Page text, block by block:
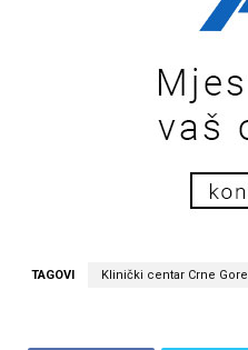
TAGOVI Klinički centar Crne Gore